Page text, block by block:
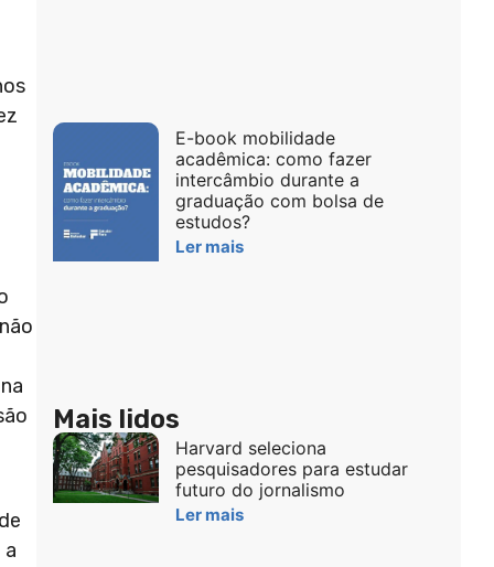
a
E-book mobilidade
acadêmica: como fazer
intercâmbio durante a
graduação com bolsa de
estudos?
Ler mais
Mais lidos
Harvard seleciona
pesquisadores para estudar
futuro do jornalismo
Ler mais